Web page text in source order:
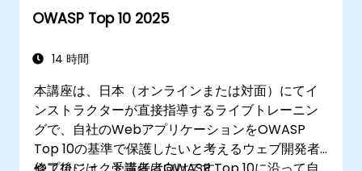
OWASP Top 10 2025
14 時間
本講座は、日本（オンラインまたは対面）にてイ
ンストラクターが直接指導するライブトレーニン
グで、自社のWebアプリケーションをOWASP
Top 10の基準で保護したいと考えるウェブ開発者